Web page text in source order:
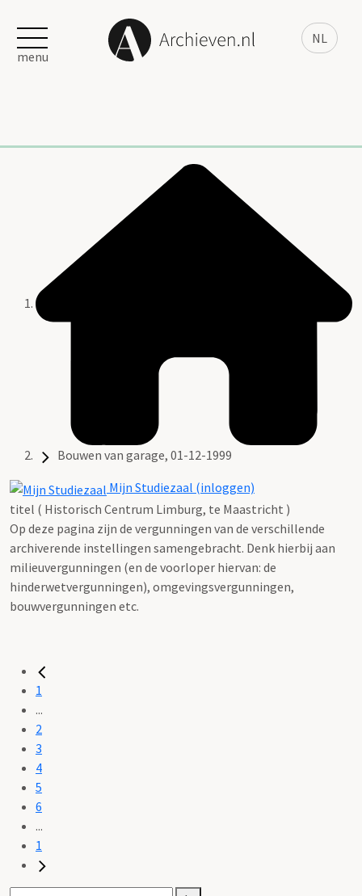
NL
menu
Bouwen van garage, 01-12-1999
Mijn Studiezaal (inloggen)
titel ( Historisch Centrum Limburg, te Maastricht )
Op deze pagina zijn de vergunningen van de verschillende
archiverende instellingen samengebracht. Denk hierbij aan
milieuvergunningen (en de voorloper hiervan: de
hinderwetvergunningen), omgevingsvergunningen,
bouwvergunningen etc.
1
...
2
3
4
5
6
...
1